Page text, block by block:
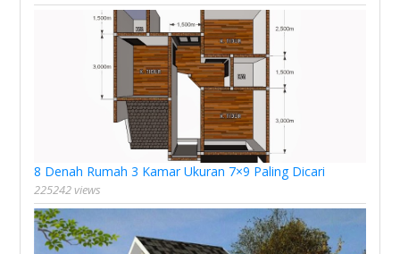
8 Denah Rumah 3 Kamar Ukuran 7×9 Paling Dicari
225242 views